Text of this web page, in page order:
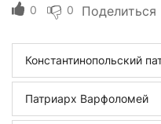
0 0 Поделиться
Константинопольский
Патриарх Варфоломей